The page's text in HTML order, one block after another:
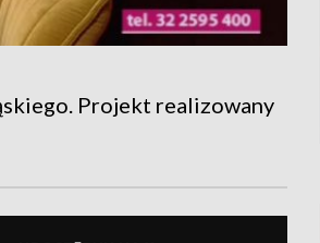
Projekt realizowany